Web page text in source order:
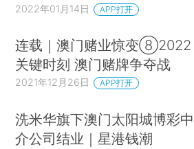
2022年01月14日 APP打开
连载｜澳门赌业惊变⑧2022
关键时刻 澳门赌牌争夺战
2021年12月26日 APP打开
洗米华旗下澳门太阳城博彩中
介公司结业｜星港钱潮